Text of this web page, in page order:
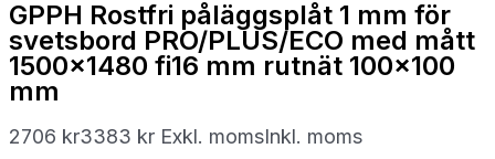
GPPH Rostfri påläggsplåt 1 mm för
svetsbord PRO/PLUS/ECO med mått
1500×1480 fi16 mm rutnät 100×100
mm
2706 kr3383 kr Exkl. momsInkl. moms